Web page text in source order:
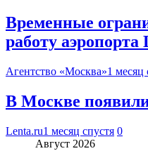
Временные
работу
Агентство «Москва»1 месяц
В Москве
Lenta.ru1 месяц спустя 0
Август 2026